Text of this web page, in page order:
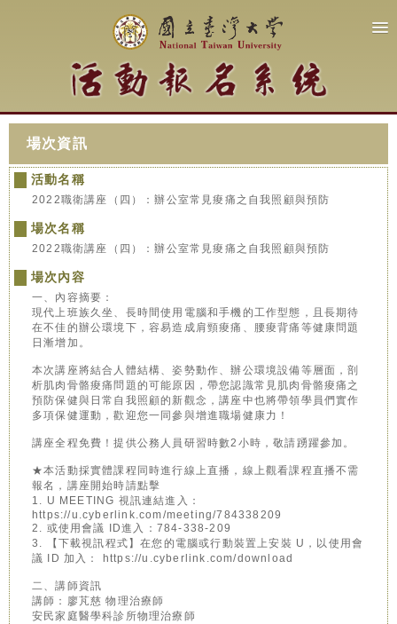
場次資訊
活動名稱
2022職衛講座（四）：辦公室常見痠痛之自我照顧與預防
場次名稱
2022職衛講座（四）：辦公室常見痠痛之自我照顧與預防
場次內容
一、內容摘要：
現代上班族久坐、長時間使用電腦和手機的工作型態，且長期待
在不佳的辦公環境下，容易造成肩頸痠痛、腰痠背痛等健康問題
日漸增加。
本次講座將結合人體結構、姿勢動作、辦公環境設備等層面，剖
析肌肉骨骼痠痛問題的可能原因，帶您認識常見肌肉骨骼痠痛之
預防保健與日常自我照顧的新觀念，講座中也將帶領學員們實作
多項保健運動，歡迎您一同參與增進職場健康力！
講座全程免費！提供公務人員研習時數2小時，敬請踴躍參加。
★本活動採實體課程同時進行線上直播，線上觀看課程直播不需
報名，講座開始時請點擊
1. U MEETING 視訊連結進入：
https://u.cyberlink.com/meeting/784338209
2. 或使用會議 ID進入：784-338-209
3. 【下載視訊程式】在您的電腦或行動裝置上安裝 U，以使用會
議 ID 加入： https://u.cyberlink.com/download
二、講師資訊
講師：廖芃慈 物理治療師
安民家庭醫學科診所物理治療師